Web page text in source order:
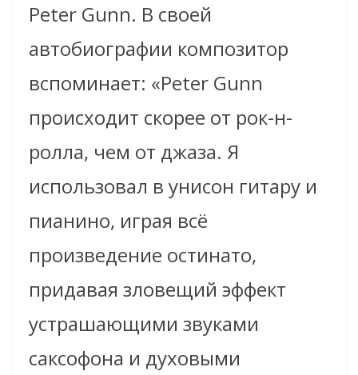
Peter Gunn. В своей
автобиографии композитор
вспоминает: «Peter Gunn
происходит скорее от рок-н-
ролла, чем от джаза. Я
использовал в унисон гитару и
пианино, играя всё
произведение остинато,
придавая зловещий эффект
устрашающими звуками
саксофона и духовыми